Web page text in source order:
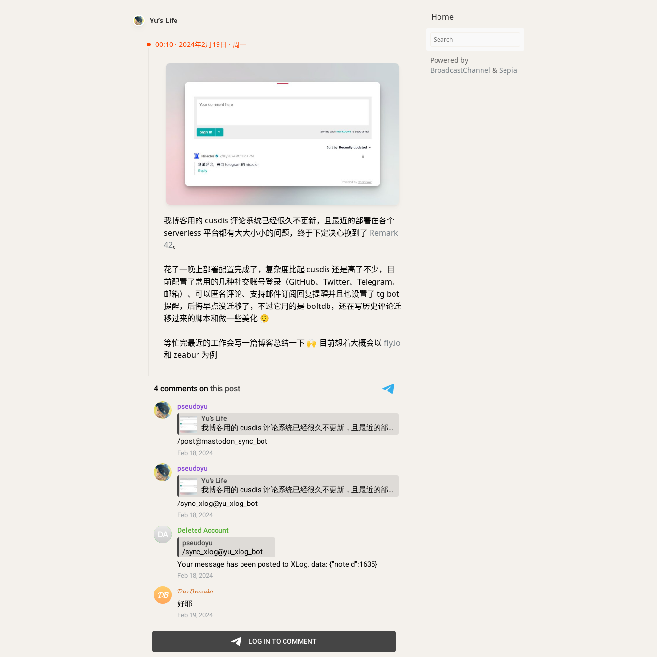
Yu’s Life
00:10 · 2024年2月19日 · 周一
我博客用的 cusdis 评论系统已经很久不更新，且最近的部署在各个
serverless 平台都有大大小小的问题，终于下定决心换到了 Remark
42。
花了一晚上部署配置完成了，复杂度比起 cusdis 还是高了不少，目
前配置了常用的几种社交账号登录（GitHub、Twitter、Telegram、
邮箱）、可以匿名评论、支持邮件订阅回复提醒并且也设置了 tg bot
提醒，后悔早点没迁移了，不过它用的是 boltdb，还在写历史评论迁
移过来的脚本和做一些美化 😮‍💨
等忙完最近的工作会写一篇博客总结一下 🙌 目前想着大概会以 fly.io
和 zeabur 为例
Home
Powered by
BroadcastChannel & Sepia